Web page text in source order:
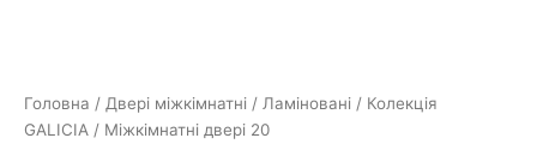
Головна / Двері міжкімнатні / Ламіновані / Колекція
GALICIA / Міжкімнатні двері 20